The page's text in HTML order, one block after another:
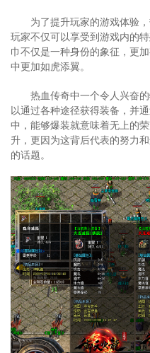
为了提升玩家的游戏体验
玩家不仅可以享受到游戏内的
巾不仅是一种身份的象征，更
中更加如虎添翼。
热血传奇中一个令人兴奋
以通过各种途径获得装备，并
中，能够爆装就意味着无上的
升，更因为这背后代表的努力
的话题。